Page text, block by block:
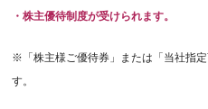
・株主優待制度が受けられます。
※「株主様ご優待券」または「当社指
す。